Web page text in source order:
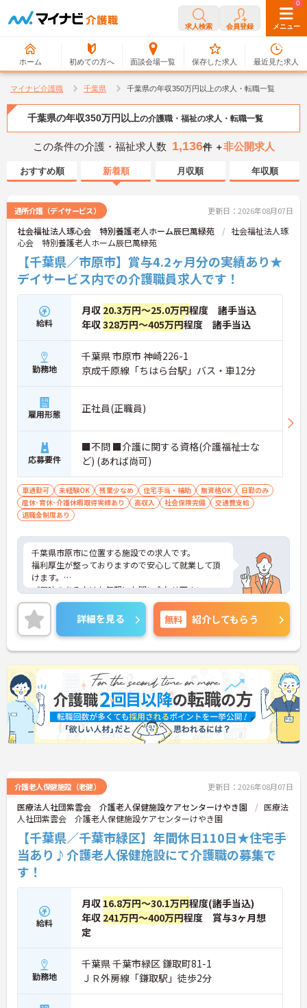
求人検索 会員登録 メニュー
ホーム 初めての方へ 面談会場一覧
0
保存した求人
0
最近見た求人
マイナビ介護職 千葉県 千葉県の年収350万円以上の求人・転職一覧
千葉県の年収350万円以上の介護職・福祉の求人・転職一覧
この条件の介護・福祉求人数 1,136件 ＋非公開求人
おすすめ順 新着順 月収順 年収順
通所介護（デイサービス） 更新日：2026年08月07日
社会福祉法人琢心会 特別養護老人ホーム辰巳萬緑苑
社会福祉法人琢
心会 特別養護老人ホーム辰巳萬緑苑
【千葉県／市原市】賞与4.2ヶ月分の実績あり★
デイサービス内での介護職員求人です！
給料
月収 20.3万円～25.0万円程度 諸手当込
年収328万円～405万円程度 諸手当込
勤務地
千葉県 市原市 神崎226-1
京成千原線「ちはら台駅」バス・車12分
雇用形態 正社員(正職員)
応募要件
■不問 ■介護に関する資格(介護福祉士な
ど) (あれば尚可)
車通勤可 未経験OK 残業少なめ 住宅手当・補助 無資格OK
日勤のみ
産休･育休･介護休暇取得実績あり
高収入 社会保険完備
交通費支給
退職金制度あり
千葉県市原市に位置する施設での求人です。
福利厚生が整っておりますので安心して就業して頂
けます。
ご興味のある方はお気軽にお問い合わせ下さい。
詳細を見る 無料 紹介してもらう
介護老人保健施設（老健） 更新日：2026年08月07日
医療法人社団紫雲会 介護老人保健施設ケアセンターけやき園
医療法
人社団紫雲会 介護老人保健施設ケアセンターけやき園
【千葉県／千葉市緑区】年間休日110日★住宅手
当あり♪介護老人保健施設にて介護職の募集で
す！
給料
月収 16.8万円～30.1万円程度(諸手当込)
年収 241万円～400万円程度 賞与3ヶ月想
定
勤務地
千葉県 千葉市緑区 鎌取町81-1
ＪＲ外房線「鎌取駅」徒歩2分